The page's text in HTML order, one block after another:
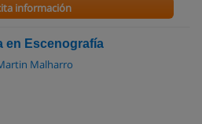
información
en Escenografía
Malharro